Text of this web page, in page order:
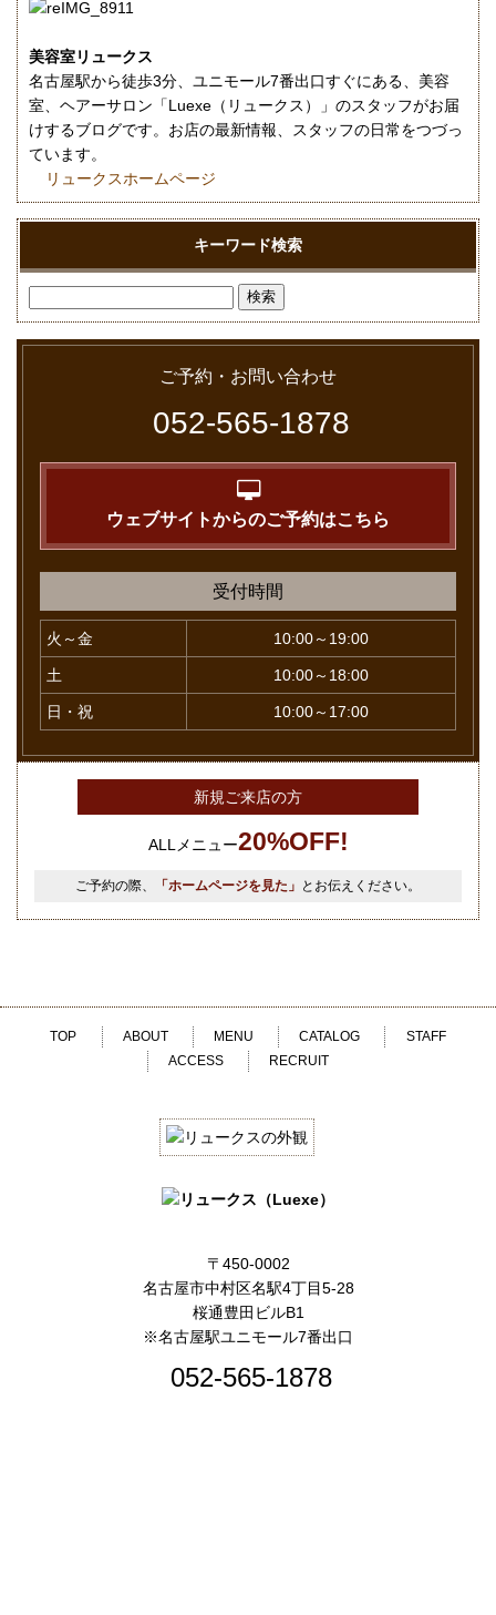
美容室リュークス
名古屋駅から徒歩3分、ユニモール7番出口すぐにある、美容
室、ヘアーサロン「Luexe（リュークス）」のスタッフがお届
けするブログです。お店の最新情報、スタッフの日常をつづっ
ています。
リュークスホームページ
キーワード検索
ご予約・お問い合わせ
052-565-1878
ウェブサイトからのご予約はこちら
受付時間
火～金 10:00～19:00
土 10:00～18:00
日・祝 10:00～17:00
新規ご来店の方
ALLメニュー20%OFF!
ご予約の際、 「ホームページを見た」 とお伝えください。
TOP ABOUT MENU CATALOG
STAFF
ACCESS
RECRUIT
〒450-0002
名古屋市中村区名駅4丁目5-28
桜通豊田ビルB1
※名古屋駅ユニモール7番出口
052-565-1878